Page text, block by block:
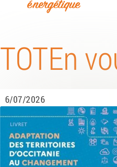
Territoires
pour la
TOTEn
6/07/2026